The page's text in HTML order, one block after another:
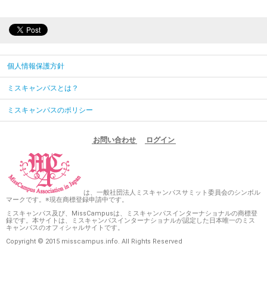
個人情報保護方針
ミスキャンパスとは？
ミスキャンパスのポリシー
お問い合わせ ログイン
は、一般社団法人ミスキャンパスサミット委員会のシンボル
マークです。※現在商標登録申請中です。
ミスキャンパス及び、MissCampusは、ミスキャンパスインターナショナルの商標登
録です。本サイトは、ミスキャンパスインターナショナルが認定した日本唯一のミス
キャンパスのオフィシャルサイトです。
Copyright © 2015 misscampus.info. All Rights Reserved